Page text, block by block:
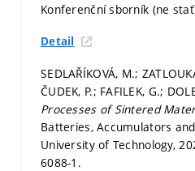
Konferenční sborník (ne
Detail
SEDLAŘÍKOVÁ, M.;
ČUDEK, P.; FAFILEK, G.;
Processes of Sintered
Batteries, Accumulators
University of Technology,
6088-1.